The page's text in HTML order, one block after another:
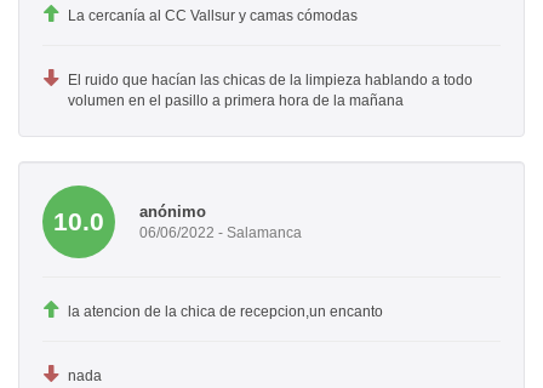
La cercanía al CC Vallsur y camas cómodas
El ruido que hacían las chicas de la limpieza hablando a todo
volumen en el pasillo a primera hora de la mañana
10.0 anónimo
06/06/2022 - Salamanca
la atencion de la chica de recepcion,un encanto
nada